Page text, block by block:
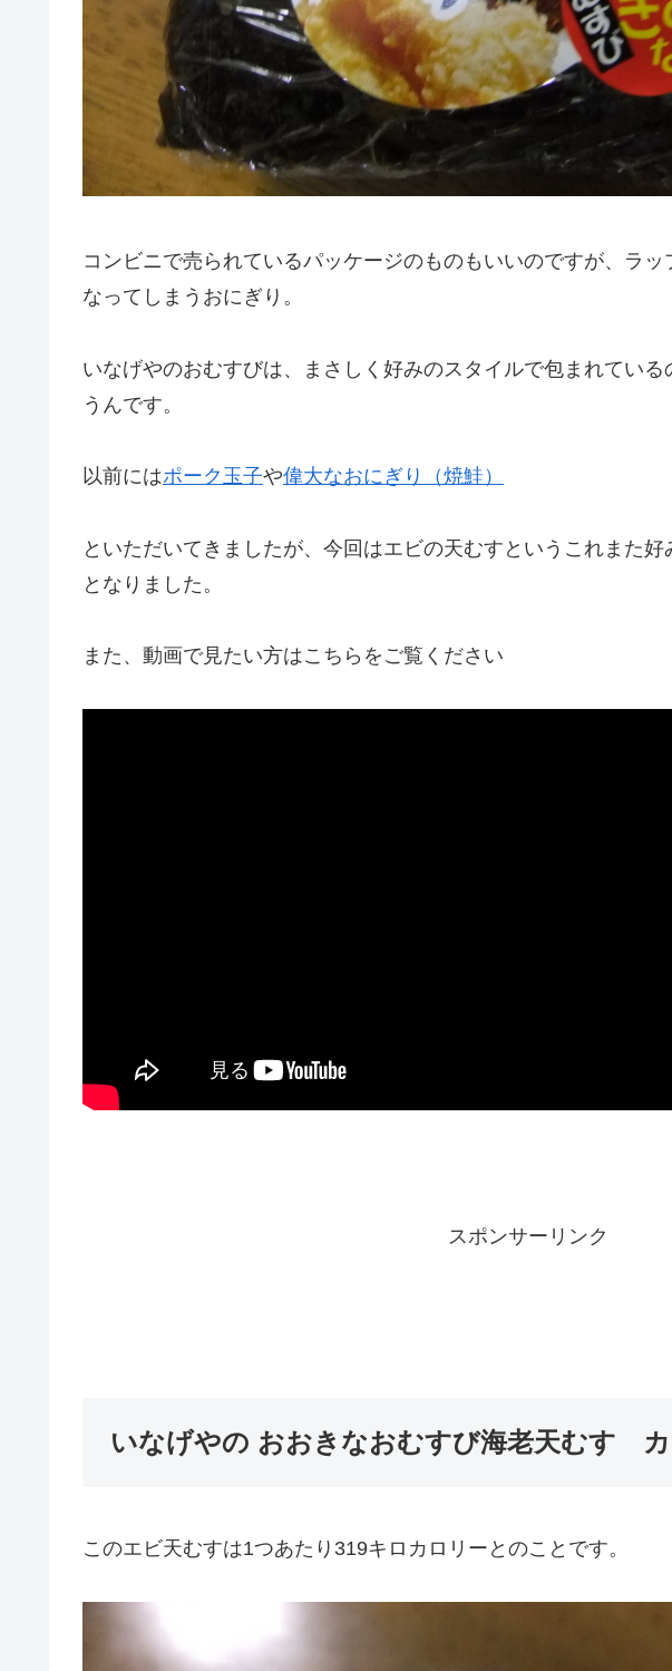
コンビニで売られているパッケージのものもいいのですが、ラッ
なってしまうおにぎり。
いなげやのおむすびは、まさしく好みのスタイルで包まれてい
うんです。
以前にはポーク玉子や偉大なおにぎり（焼鮭）
といただいてきましたが、今回はエビの天むすというこれまた
となりました。
また、動画で見たい方はこちらをご覧ください
スポンサーリンク
いなげやの おおきなおむすび海老天むす
このエビ天むすは1つあたり319キロカロリーとのことです。